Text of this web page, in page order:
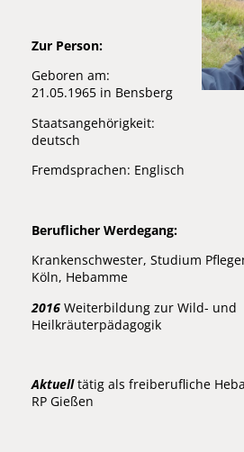
Zur Person:
Geboren am:
21.05.1965 in Bensberg
Staatsangehörigkeit:
deutsch
Fremdsprachen: Englisch
Beruflicher Werdegang:
Krankenschwester, Studium
Köln, Hebamme
2016 Weiterbildung zur Wild- und
Heilkräuterpädagogik
Aktuelltätig als freiberufliche
RP Gießen